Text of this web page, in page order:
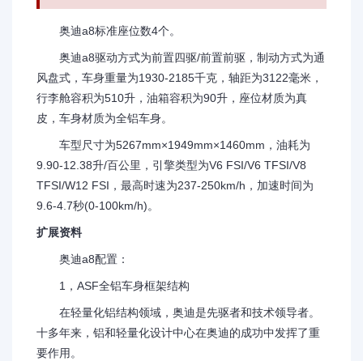
奥迪a8标准座位数4个。
奥迪a8驱动方式为前置四驱/前置前驱，制动方式为通
风盘式，车身重量为1930-2185千克，轴距为3122毫米，
行李舱容积为510升，油箱容积为90升，座位材质为真
皮，车身材质为全铝车身。
车型尺寸为5267mm×1949mm×1460mm，油耗为
9.90-12.38升/百公里，引擎类型为V6 FSI/V6 TFSI/V8
TFSI/W12 FSI，最高时速为237-250km/h，加速时间为
9.6-4.7秒(0-100km/h)。
扩展资料
奥迪a8配置：
1，ASF全铝车身框架结构
在轻量化铝结构领域，奥迪是先驱者和技术领导者。
十多年来，铝和轻量化设计中心在奥迪的成功中发挥了重
要作用。